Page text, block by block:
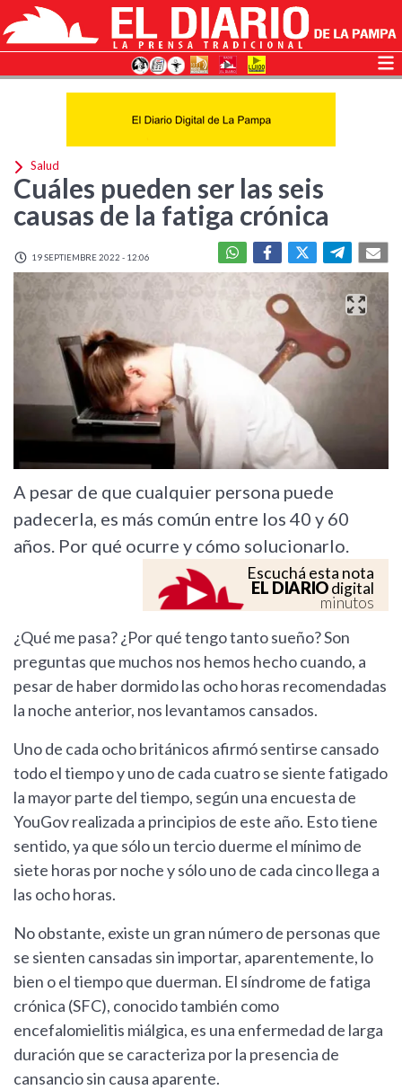
Salud
Cuáles pueden ser las seis
causas de la fatiga crónica
19 SEPTIEMBRE 2022 - 12:06
A pesar de que cualquier persona puede
padecerla, es más común entre los 40 y 60
años. Por qué ocurre y cómo solucionarlo.
Escuchá esta nota
EL DIARIOdigital
minutos
¿Qué me pasa? ¿Por qué tengo tanto sueño? Son
preguntas que muchos nos hemos hecho cuando, a
pesar de haber dormido las ocho horas recomendadas
la noche anterior, nos levantamos cansados.
Uno de cada ocho británicos afirmó sentirse cansado
todo el tiempo y uno de cada cuatro se siente fatigado
la mayor parte del tiempo, según una encuesta de
YouGov realizada a principios de este año. Esto tiene
sentido, ya que sólo un tercio duerme el mínimo de
siete horas por noche y sólo uno de cada cinco llega a
las ocho horas.
No obstante, existe un gran número de personas que
se sienten cansadas sin importar, aparentemente, lo
bien o el tiempo que duerman. El síndrome de fatiga
crónica (SFC), conocido también como
encefalomielitis miálgica, es una enfermedad de larga
duración que se caracteriza por la presencia de
cansancio sin causa aparente.